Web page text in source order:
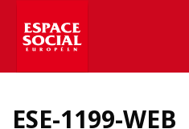
ESE-1199-WEB